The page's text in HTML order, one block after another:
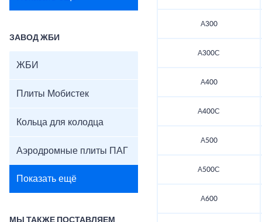
ЗАВОД ЖБИ
ЖБИ
Плиты Мобистек
Кольца для колодца
Аэродромные плиты ПАГ
Показать ещё
МЫ ТАКЖЕ ПОСТАВЛЯЕМ
А300
А300С
А400
А400С
А500
А500С
А600